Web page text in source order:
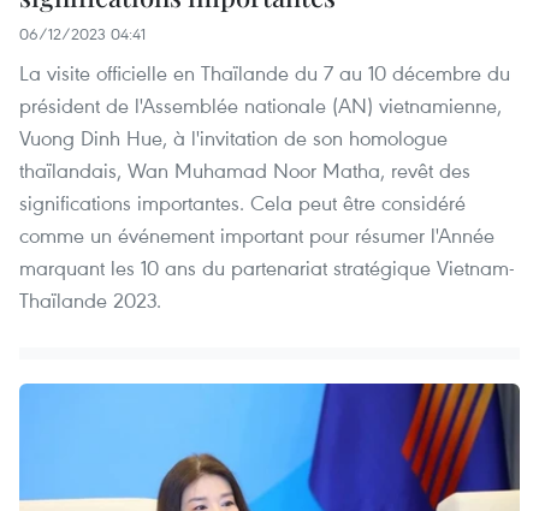
06/12/2023 04:41
La visite officielle en Thaïlande du 7 au 10 décembre du
président de l'Assemblée nationale (AN) vietnamienne,
Vuong Dinh Hue, à l'invitation de son homologue
thaïlandais, Wan Muhamad Noor Matha, revêt des
significations importantes. Cela peut être considéré
comme un événement important pour résumer l'Année
marquant les 10 ans du partenariat stratégique Vietnam-
Thaïlande 2023.